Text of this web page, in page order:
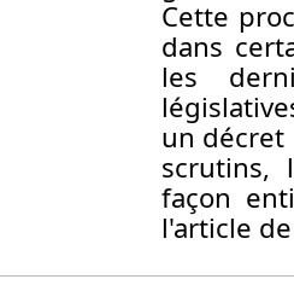
Cette
dans
les
un
scrutins,
façon
l'article